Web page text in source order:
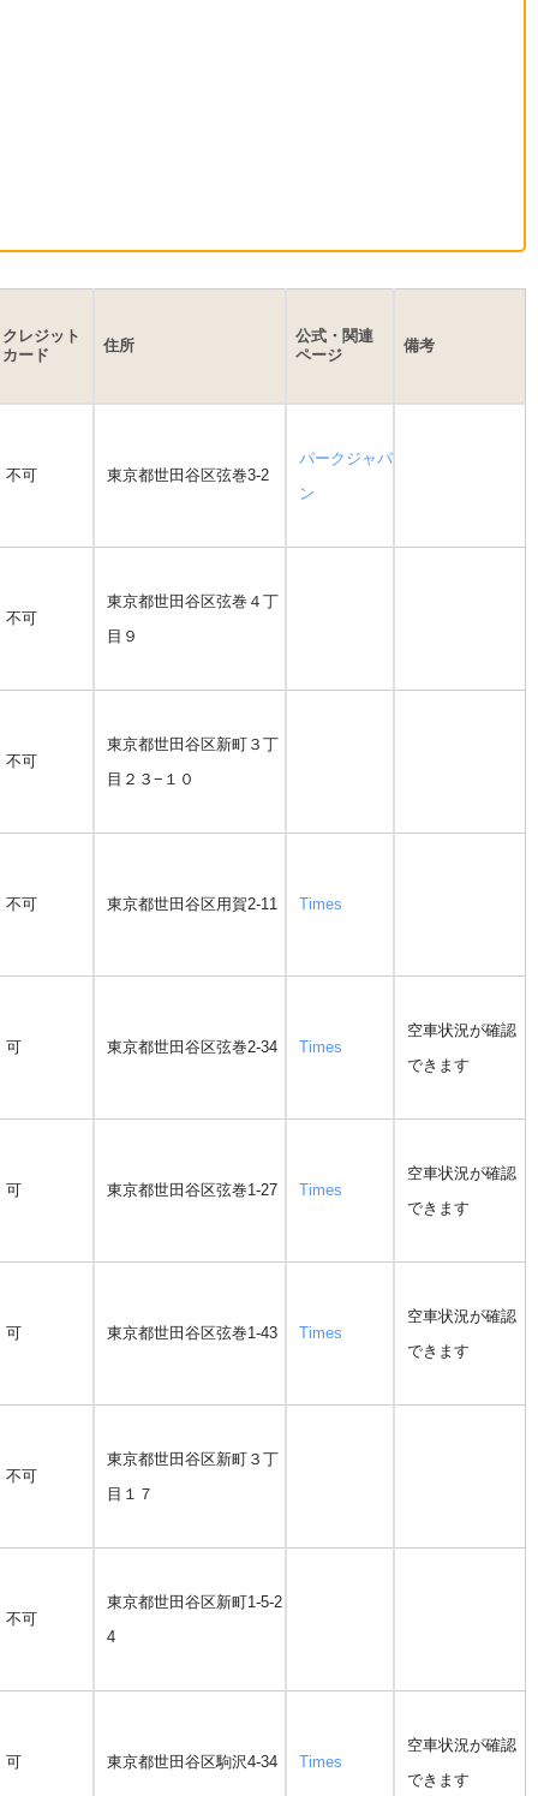
クレジット
カード
住所
公式・関連
ページ
備考
不可 東京都世田谷区弦巻3-2
パークジャパ
ン
不可
東京都世田谷区弦巻４丁
目９
不可
東京都世田谷区新町３丁
目２３−１０
不可 東京都世田谷区用賀2-11 Times
可 東京都世田谷区弦巻2-34 Times
空車状況が確認
できます
可 東京都世田谷区弦巻1-27 Times
空車状況が確認
できます
可 東京都世田谷区弦巻1-43 Times
空車状況が確認
できます
不可
東京都世田谷区新町３丁
目１７
不可
東京都世田谷区新町1-5-2
4
可 東京都世田谷区駒沢4-34 Times
空車状況が確認
できます